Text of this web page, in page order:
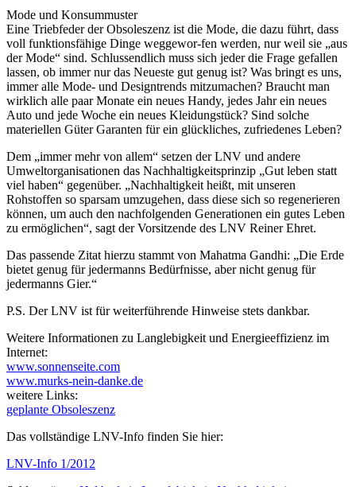
Mode und Konsummuster
Eine Triebfeder der Obsoleszenz ist die Mode, die dazu führt, dass
voll funktionsfähige Dinge weggewor-fen werden, nur weil sie „aus
der Mode“ sind. Schlussendlich muss sich jeder die Frage gefallen
lassen, ob immer nur das Neueste gut genug ist? Was bringt es uns,
immer alle Mode- und Designtrends mitzumachen? Braucht man
wirklich alle paar Monate ein neues Handy, jedes Jahr ein neues
Auto und jede Woche ein neues Kleidungstück? Sind solche
materiellen Güter Garanten für ein glückliches, zufriedenes Leben?
Dem „immer mehr von allem“ setzen der LNV und andere
Umweltorganisationen das Nachhaltigkeitsprinzip „Gut leben statt
viel haben“ gegenüber. „Nachhaltigkeit heißt, mit unseren
Rohstoffen so sparsam umzugehen, dass diese sich so regenerieren
können, um auch den nachfolgenden Generationen ein gutes Leben
zu ermöglichen“, sagt der Vorsitzende des LNV Reiner Ehret.
Das passende Zitat hierzu stammt von Mahatma Gandhi: „Die Erde
bietet genug für jedermanns Bedürfnisse, aber nicht genug für
jedermanns Gier.“
P.S. Der LNV ist für weiterführende Hinweise stets dankbar.
Weitere Informationen zu Langlebigkeit und Energieeffizienz im
Internet:
www.sonnenseite.com
www.murks-nein-danke.de
weitere Links:
geplante Obsoleszenz
Das vollständige LNV-Info finden Sie hier:
LNV-Info 1/2012